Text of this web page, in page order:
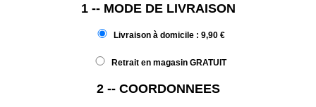
1 -- MODE DE LIVRAISON
Livraison à domicile : 9,90 €
Retrait en magasin GRATUIT
2 -- COORDONNEES